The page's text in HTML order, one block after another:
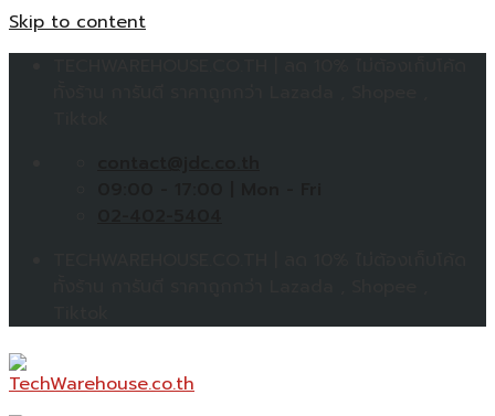
Skip to content